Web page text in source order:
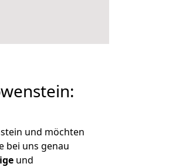
und möchten
bei uns genau
und